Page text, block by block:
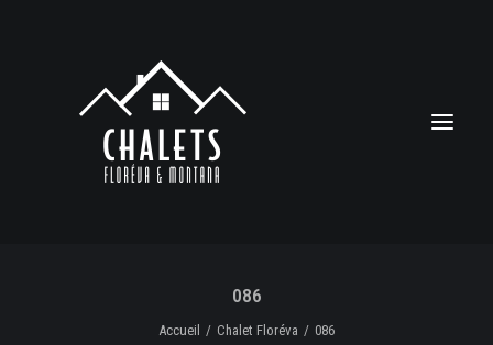
086
Accueil Chalet Floréva 086